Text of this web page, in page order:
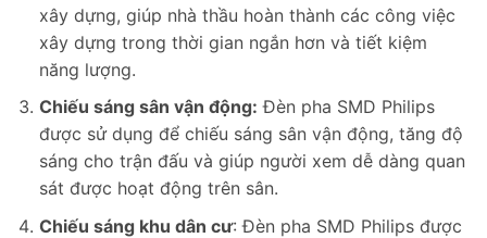
xây dựng, giúp nhà thầu hoàn thành các công việc
xây dựng trong thời gian ngắn hơn và tiết kiệm
năng lượng.
Chiếu sáng sân vận động: Đèn pha SMD Philips
được sử dụng để chiếu sáng sân vận động, tăng độ
sáng cho trận đấu và giúp người xem dễ dàng quan
sát được hoạt động trên sân.
Chiếu sáng khu dân cư: Đèn pha SMD Philips được